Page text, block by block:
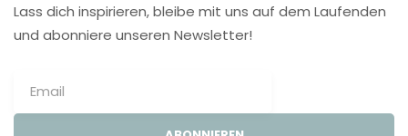
Lass dich inspirieren, bleibe mit uns auf dem Laufenden
und abonniere unseren Newsletter!